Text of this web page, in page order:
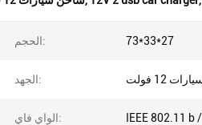
الحجم: 73*33*27
الجهد: 12 فولت
الواي فاي: IEEE 802.11 b